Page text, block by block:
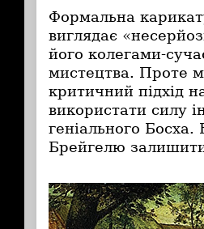
Формальна
виглядає
його колегами-
мистецтва. Проте
критичний підхід
використати силу
геніального
Брейгелю